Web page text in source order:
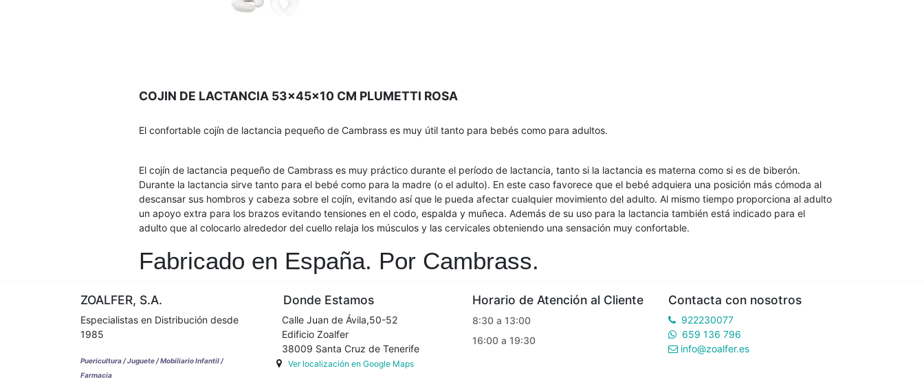
COJIN DE LACTANCIA 53x45x10 CM PLUMETTI ROSA
El confortable cojín de lactancia pequeño de Cambrass es muy útil tanto para bebés como para adultos.
El cojín de lactancia pequeño de Cambrass es muy práctico durante el período de lactancia, tanto si la lactancia es materna como si es de biberón.
Durante la lactancia sirve tanto para el bebé como para la madre (o el adulto). En este caso favorece que el bebé adquiera una posición más cómoda al
descansar sus hombros y cabeza sobre el cojín, evitando así que le pueda afectar cualquier movimiento del adulto. Al mismo tiempo proporciona al adulto
un apoyo extra para los brazos evitando tensiones en el codo, espalda y muñeca. Además de su uso para la lactancia también está indicado para el
adulto que al colocarlo alrededor del cuello relaja los músculos y las cervicales obteniendo una sensación muy confortable.
Fabricado en España. Por Cambrass.
ZOALFER, S.A.
Especialistas en Distribución desde
1985
Puericultura / Juguete / Mobiliario Infantil /
Farmacia
Donde Estamos
Calle Juan de Ávila,50-52
Edificio Zoalfer
38009 Santa Cruz de Tenerife
Ver localización en Google Maps
Horario de Atención al Cliente
8:30 a 13:00
16:00 a 19:30
Contacta con nosotros
922230077
659 136 796
info@zoalfer.es